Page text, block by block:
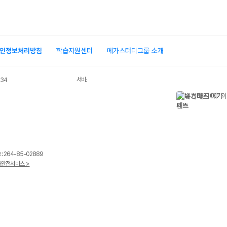
정보처리방침 학습지원센터 메가스터디그룹 소개
서비스 가입사실 확인
호 : 264-85-02889
전서비스 >